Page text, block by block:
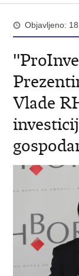
Objavljeno:
Vlade